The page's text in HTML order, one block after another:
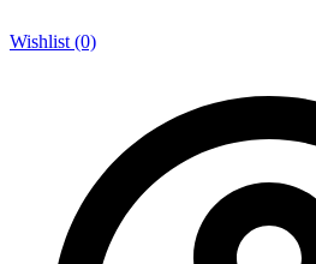
Wishlist (0)